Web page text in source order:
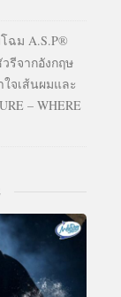
โฉม A.S.P®
รีจากอังกฤษ
จเส้นผมและ
– WHERE